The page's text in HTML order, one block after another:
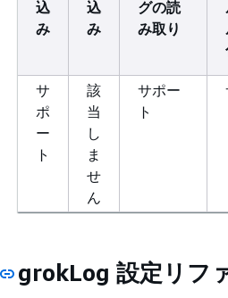
込
み
込
み
グの読
み取り
サ
ポ
ー
ト
該
当
し
ま
せ
ん
サポー
ト
grokLog 設定リフ